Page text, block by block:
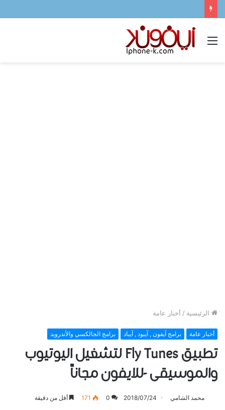
القائمة
الرئيسية / أخبار عامة
أخبار عامة برامج آيفون , آيبود , آيباد برامج الجالكسي والأندرويد
تطبيق Fly Tunes لتشغيل اليوتيوب
والموسيقى -للايفون مجاناً
محمد الشامي 2018/07/24
0
171 أقل من دقيقة